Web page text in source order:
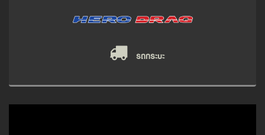
รถกระบะ